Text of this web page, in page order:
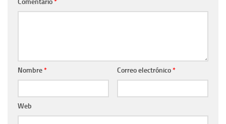
Comentario*
Nombre* Correo electrónico*
Web